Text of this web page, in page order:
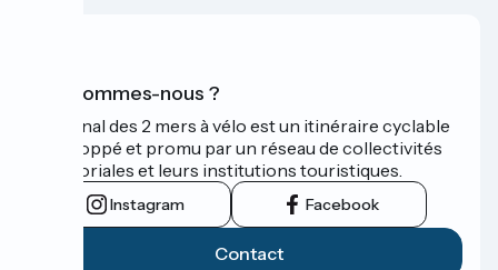
Qui sommes-nous ?
Le Canal des 2 mers à vélo est un itinéraire cyclable
développé et promu par un réseau de collectivités
territoriales et leurs institutions touristiques.
Instagram Facebook
Contact